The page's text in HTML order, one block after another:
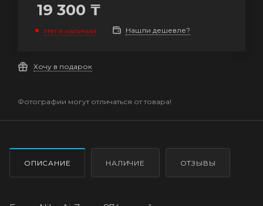
19 300 ₸
Нет в наличии Нашли дешевле?
Хочу в подарок
Фотографии могут отличаться от товара!
ОПИСАНИЕ НАЛИЧИЕ ОТЗЫВЫ